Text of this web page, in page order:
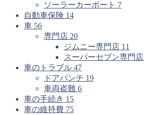
ソーラーカーポート 7
自動車保険 14
車 56
専門店 20
ジムニー専門店 11
スーパーセブン専門店
車のトラブル 47
ドアパンチ 19
車両盗難 6
車の手続き 15
車の維持費 75